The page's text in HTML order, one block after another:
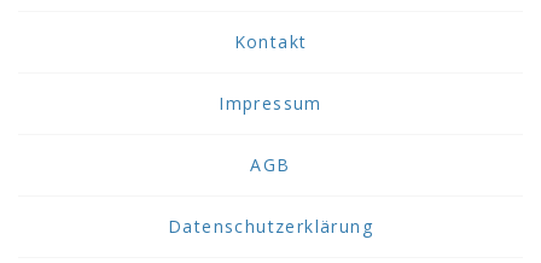
Kontakt
Impressum
AGB
Datenschutzerklärung